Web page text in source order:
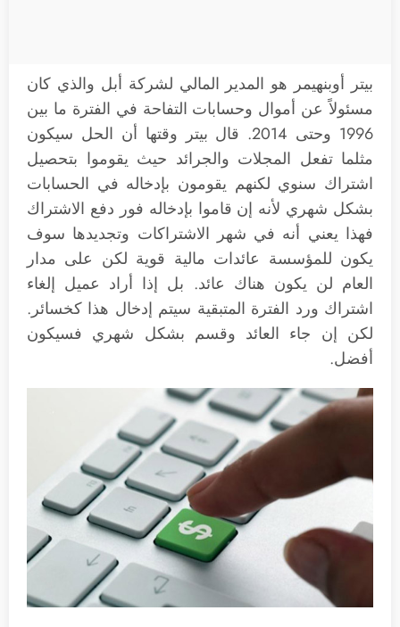
بيتر أوبنهيمر هو المدير المالي لشركة أبل والذي كان
مسئولاً عن أموال وحسابات التفاحة في الفترة ما بين
1996 وحتى 2014. قال بيتر وقتها أن الحل سيكون
مثلما تفعل المجلات والجرائد حيث يقوموا بتحصيل
اشتراك سنوي لكنهم يقومون بإدخاله في الحسابات
بشكل شهري لأنه إن قاموا بإدخاله فور دفع الاشتراك
فهذا يعني أنه في شهر الاشتراكات وتجديدها سوف
يكون للمؤسسة عائدات مالية قوية لكن على مدار
العام لن يكون هناك عائد. بل إذا أراد عميل إلغاء
اشتراك ورد الفترة المتبقية سيتم إدخال هذا كخسائر.
لكن إن جاء العائد وقسم بشكل شهري فسيكون
أفضل.